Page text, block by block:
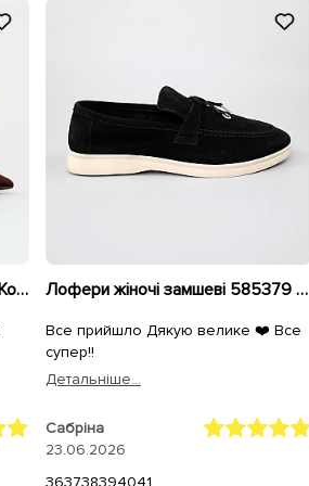
Туфлі човники жіночі 595944 Коричневі Лофери жіночі замшеві 585379 Чорні
Все прийшло Дякую велике ❤️ Все
супер!!
Детальнiше...
Сабріна
23.06.2026